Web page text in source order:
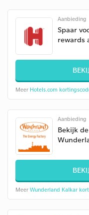
Aanbieding
Spaar
rewards
Meer Hotels.com
Aanbieding
Bekijk
Meer Wunderland Kalkar